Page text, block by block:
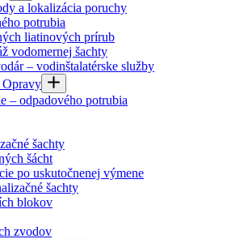
a lokalizácia poruchy
potrubia
liatinových prírub
vodomernej šachty
– vodinštalatérske služby
Opravy
– odpadového potrubia
šachty
šácht
po uskutočnenej výmene
šachty
blokov
zvodov